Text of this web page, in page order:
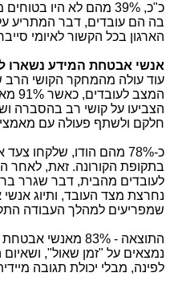
כ"כ, 39% מהם לא היו
בה הם עובדים, דבר המתריע
הארגון בכל הקשור לאיומי
אנשי אבטחת המידע נשארו
עוד עולה מהמחקר הקושי
הצביעו על קושי רב בהסברה
חלקם ולשתף פעולה עם
כ-78% מהם הודו,
בתקופת הקורונה. זאת, לאחר
נחרצת מצד העובד, ותיוג
שמפריעים למהלך העבודה
התוצאה - 83%
נמצאים על "זמן שאול",
לפינה, מבלי יכולת תגובה